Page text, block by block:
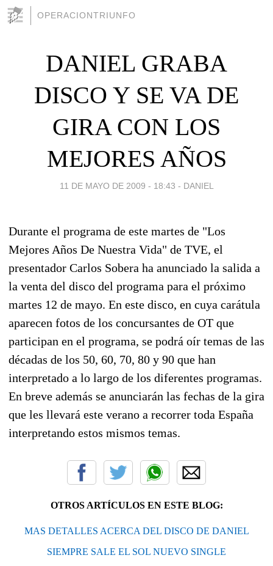
OPERACIONTRIUNFO
DANIEL GRABA
DISCO Y SE VA DE
GIRA CON LOS
MEJORES AÑOS
11 DE MAYO DE 2009 - 18:43 - DANIEL
Durante el programa de este martes de "Los
Mejores Años De Nuestra Vida" de TVE, el
presentador Carlos Sobera ha anunciado la salida a
la venta del disco del programa para el próximo
martes 12 de mayo. En este disco, en cuya carátula
aparecen fotos de los concursantes de OT que
participan en el programa, se podrá oír temas de las
décadas de los 50, 60, 70, 80 y 90 que han
interpretado a lo largo de los diferentes programas.
En breve además se anunciarán las fechas de la gira
que les llevará este verano a recorrer toda España
interpretando estos mismos temas.
OTROS ARTÍCULOS EN ESTE BLOG:
MAS DETALLES ACERCA DEL DISCO DE DANIEL
SIEMPRE SALE EL SOL NUEVO SINGLE